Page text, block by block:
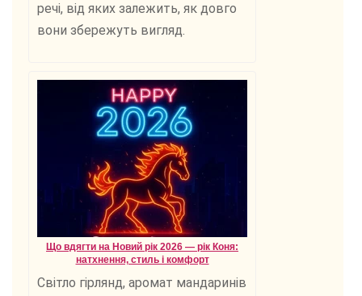
речі, від яких залежить, як довго
вони збережуть вигляд.
Що вдягти на Новий рік 2026 — рік Коня:
натхнення, стиль і комфорт
Світло гірлянд, аромат мандаринів